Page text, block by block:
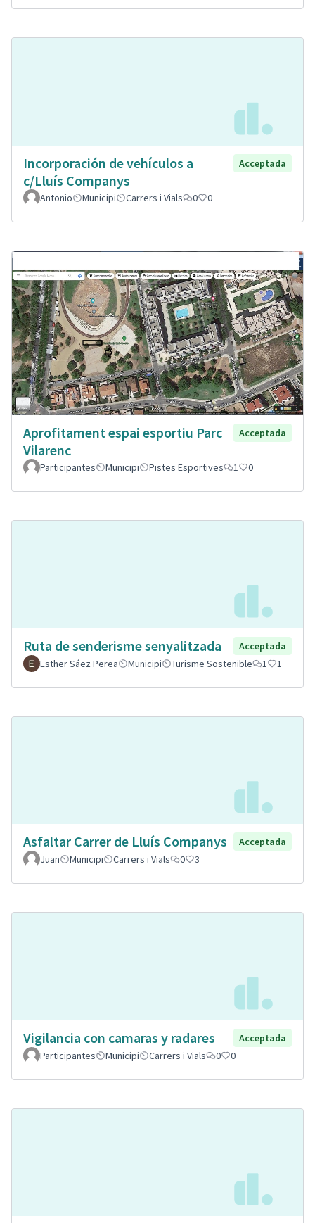
Incorporación de vehículos a
c/Lluís Companys
Acceptada
Antonio Municipi Carrers i Vials 0 0
Aprofitament espai esportiu Parc
Vilarenc
Acceptada
Participantes Municipi Pistes Esportives 1 0
Ruta de senderisme senyalitzada
Acceptada
Esther Sáez Perea
Municipi Turisme Sostenible 1 1
Asfaltar Carrer de Lluís Companys
Acceptada
Juan
Municipi Carrers i Vials 0 3
Vigilancia con camaras y radares
Acceptada
Participantes
Municipi Carrers i Vials 0 0